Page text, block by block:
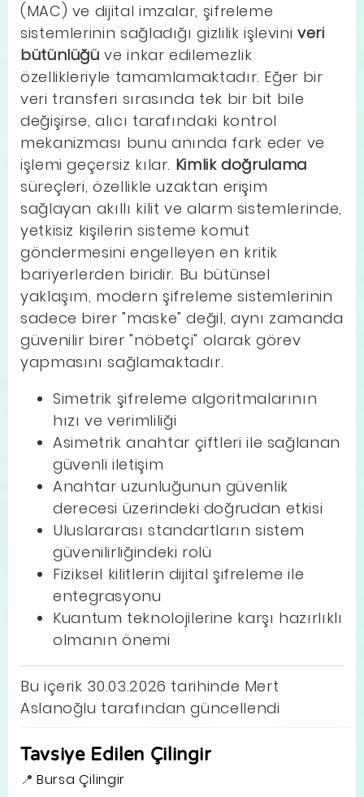
(MAC) ve dijital imzalar, şifreleme
sistemlerinin sağladığı gizlilik işlevini veri
bütünlüğü ve inkar edilemezlik
özellikleriyle tamamlamaktadır. Eğer bir
veri transferi sırasında tek bir bit bile
değişirse, alıcı tarafındaki kontrol
mekanizması bunu anında fark eder ve
işlemi geçersiz kılar. Kimlik doğrulama
süreçleri, özellikle uzaktan erişim
sağlayan akıllı kilit ve alarm sistemlerinde,
yetkisiz kişilerin sisteme komut
göndermesini engelleyen en kritik
bariyerlerden biridir. Bu bütünsel
yaklaşım, modern şifreleme sistemlerinin
sadece birer "maske" değil, aynı zamanda
güvenilir birer "nöbetçi" olarak görev
yapmasını sağlamaktadır.
Simetrik şifreleme algoritmalarının
hızı ve verimliliği
Asimetrik anahtar çiftleri ile sağlanan
güvenli iletişim
Anahtar uzunluğunun güvenlik
derecesi üzerindeki doğrudan etkisi
Uluslararası standartların sistem
güvenilirliğindeki rolü
Fiziksel kilitlerin dijital şifreleme ile
entegrasyonu
Kuantum teknolojilerine karşı hazırlıklı
olmanın önemi
Bu içerik 30.03.2026 tarihinde Mert
Aslanoğlu tarafından güncellendi
Tavsiye Edilen Çilingir
Bursa Çilingir